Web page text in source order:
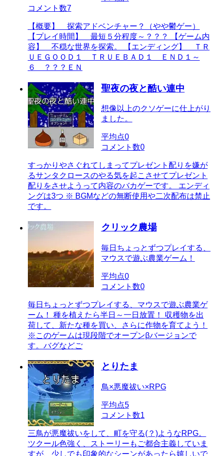
コメント数7
【概要】 探索アドベンチャー？（やや鬱ゲー）
【プレイ時間】 最短５分程度～？？？ 【ゲーム内
容】 不穏な世界を探索。 【エンディング】 ＴＲ
ＵＥＧＯＯＤ１ ＴＲＵＥＢＡＤ１ ＥＮＤ１～
６ ？？？ＥＮ
聖夜の夜と酷い連中
想像以上のクソゲーに仕上がり
ました。
平均点0
コメント数0
すっかりやさぐれてしまってプレゼント配りを嫌が
るサンタクロースのやる気を起こさせてプレゼント
配りをさせようって内容のバカゲーです。 エンディ
ングは3つ ※ BGMなどの無断使用や二次配布は禁止
です。
クリック農場
毎日ちょっとずつプレイする、
マウスで遊ぶ農業ゲーム！
平均点0
コメント数0
毎日ちょっとずつプレイする、マウスで遊ぶ農業ゲ
ーム！ 種を植えたら半日～一日放置！ 収穫物を出
荷して、新たな種を買い、さらに作物を育てよう！
※このゲームは現段階でオープンβバージョンで
す。バグなどご
とりたま
鳥×悪魔祓い×RPG
平均点5
コメント数1
三鳥が悪魔祓いをして、町を守る(？)ようなRPG。
ツクール色強く、ストーリーもご都合主義していま
すが、少しでも印象的なシーンがあったら嬉しいで